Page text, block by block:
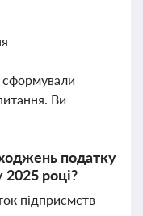
сформували
Ви
податку
році?
підприємств